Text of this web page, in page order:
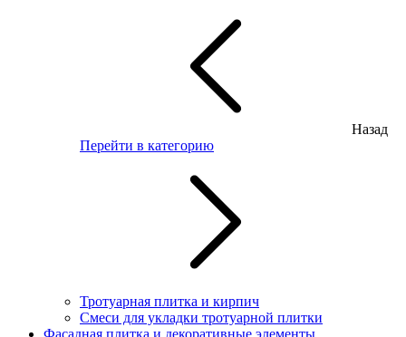
Назад
Перейти в категорию
Тротуарная плитка и кирпич
Смеси для укладки тротуарной плитки
Фасадная плитка и декоративные элементы